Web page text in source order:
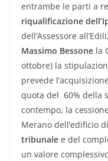
entrambe le parti a
riqualificazione
dell’Assessore
Massimo Bessone la
ottobre) la
prevede
quota del 60% della
contempo, la
Merano dell’edificio di
tribunale e del
un valore